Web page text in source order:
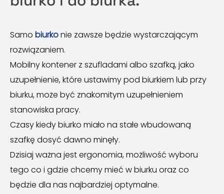
Samo biurkonie zawsze będzie wystarczającym
rozwiązaniem.
Mobilny kontener z szufladami albo szafką, jako
uzupełnienie, które ustawimy pod biurkiem lub przy
biurku, może być znakomitym uzupełnieniem
stanowiska pracy.
Czasy kiedy biurko miało na stałe wbudowaną
szafkę dosyć dawno minęły.
Dzisiaj ważna jest ergonomia, możliwość wyboru
tego co i gdzie chcemy mieć w biurku oraz co
będzie dla nas najbardziej optymalne.